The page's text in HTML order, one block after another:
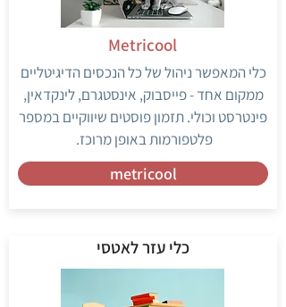
כלי המאפשר ניהול של כל הנכסים הדיגיטליים
ממקום אחד - פייסבוק, אינסטגרם, לינקדאין,
פינטרסט וכולי. תזמון פוסטים שיווקיים במספר
פלטפורמות באופן מרוכז.
metricool
Metricool
כלי עזר לאטסי